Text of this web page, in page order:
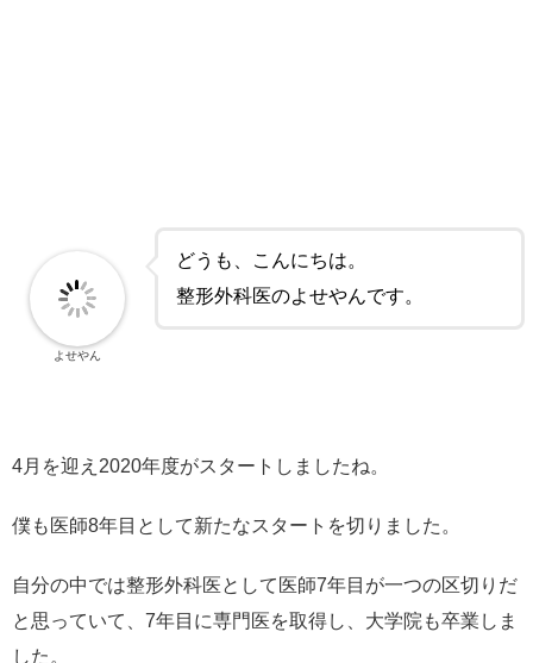
どうも、こんにちは。
整形外科医のよせやんです。
よせやん
4月を迎え2020年度がスタートしましたね。
僕も医師8年目として新たなスタートを切りました。
自分の中では整形外科医として医師7年目が一つの区切りだ
と思っていて、7年目に専門医を取得し、大学院も卒業しま
した。